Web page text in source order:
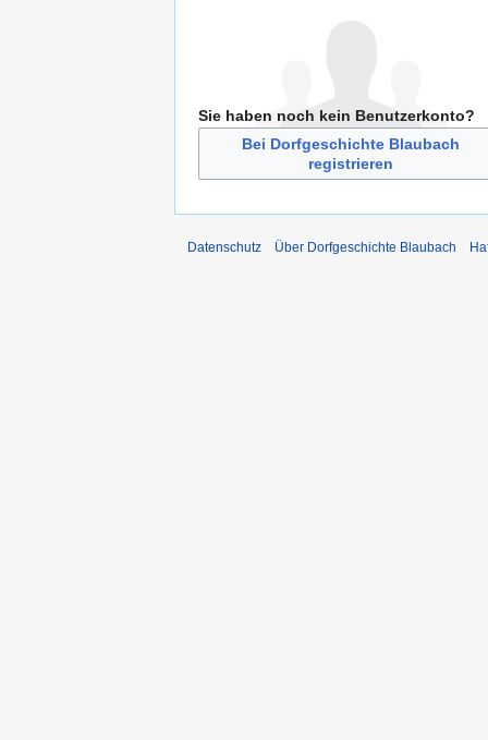
Sie haben noch kein Benutzerkonto?
Bei Dorfgeschichte Blaubach
registrieren
Datenschutz Über Dorfgeschichte Blaubach